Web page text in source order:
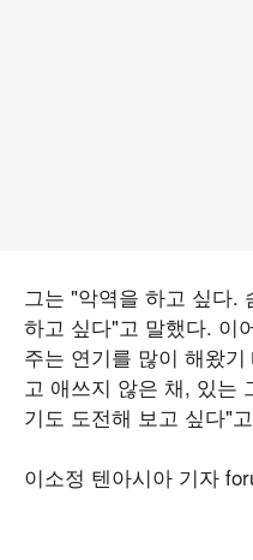
그는 "악역을 하고 싶다.
하고 싶다"고 말했다. 이
주는 연기를 많이 해왔
고 애쓰지 않은 채, 있는
기도 도전해 보고 싶다"
이소정 텐아시아 기자